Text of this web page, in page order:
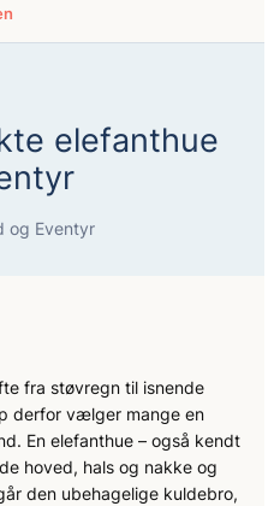
elefanthue
og Eventyr
fra støvregn til isnende
derfor vælger mange en
En elefanthue – også kendt
hoved, hals og nakke og
den ubehagelige kuldebro,